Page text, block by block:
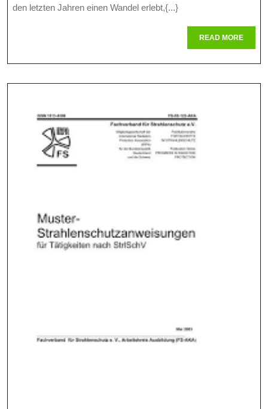
Und
den letzten Jahren einen Wandel erlebt,{...}
READ MOREREAD
MORE